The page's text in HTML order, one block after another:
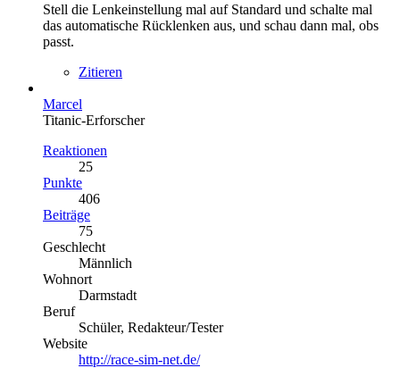
Stell die Lenkeinstellung mal auf Standard und schalte mal
das automatische Rücklenken aus, und schau dann mal, obs
passt.
Zitieren
Marcel
Titanic-Erforscher
Reaktionen
25
Punkte
406
Beiträge
75
Geschlecht
Männlich
Wohnort
Darmstadt
Beruf
Schüler, Redakteur/Tester
Website
http://race-sim-net.de/